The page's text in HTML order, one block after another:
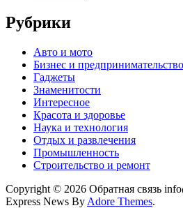
Рубрики
Авто и мото
Бизнес и предпринимательство
Гаджеты
Знаменитости
Интересное
Красота и здоровье
Наука и технология
Отдых и развлечения
Промышленность
Строительство и ремонт
Copyright © 2026 Обратная связь
Express News By Adore Themes.